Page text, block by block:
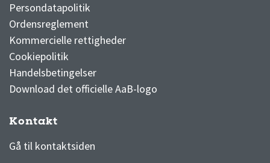
Persondatapolitik
Ordensreglement
Kommercielle rettigheder
Cookiepolitik
Handelsbetingelser
Download det officielle AaB-logo
Kontakt
Gå til kontaktsiden